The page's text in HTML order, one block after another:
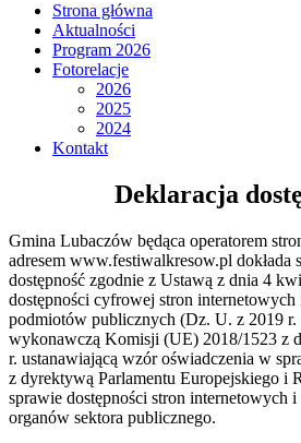
Strona główna
Aktualności
Program 2026
Fotorelacje
2026
2025
2024
Kontakt
Deklaracja
Gmina Lubaczów będąca operatorem
adresem www.festiwalkresow.pl dokłada
dostępność zgodnie z Ustawą z dnia 4
dostępności cyfrowej stron
podmiotów publicznych (Dz. U. z 2019 r.
wykonawczą Komisji (UE) 2018/1523 z
r. ustanawiającą wzór oświadczenia w
z dyrektywą Parlamentu Europejskiego i
sprawie dostępności stron internetowych
organów sektora publicznego.